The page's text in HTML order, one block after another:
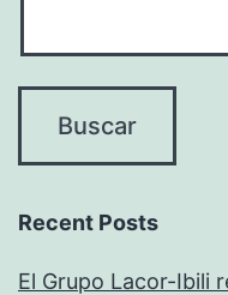
Recent Posts
El Grupo Lacor-Ibili